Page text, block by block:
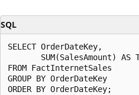
SQL
SELECT OrderDateKey,
SUM(SalesAmount) AS
FROM FactInternetSales
GROUP BY OrderDateKey